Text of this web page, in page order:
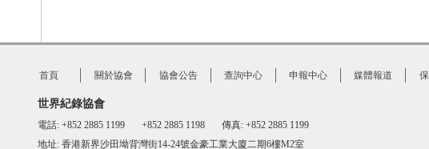
首頁 關於協會 協會公告 查詢中心 申報中心 媒體報道
世界紀錄協會
電話: +852 2885 1199 +852 2885 1198 傳真: +852 2885 1199
地址: 香港新界沙田坳背灣街14-24號金豪工業大廈二期6樓M2室